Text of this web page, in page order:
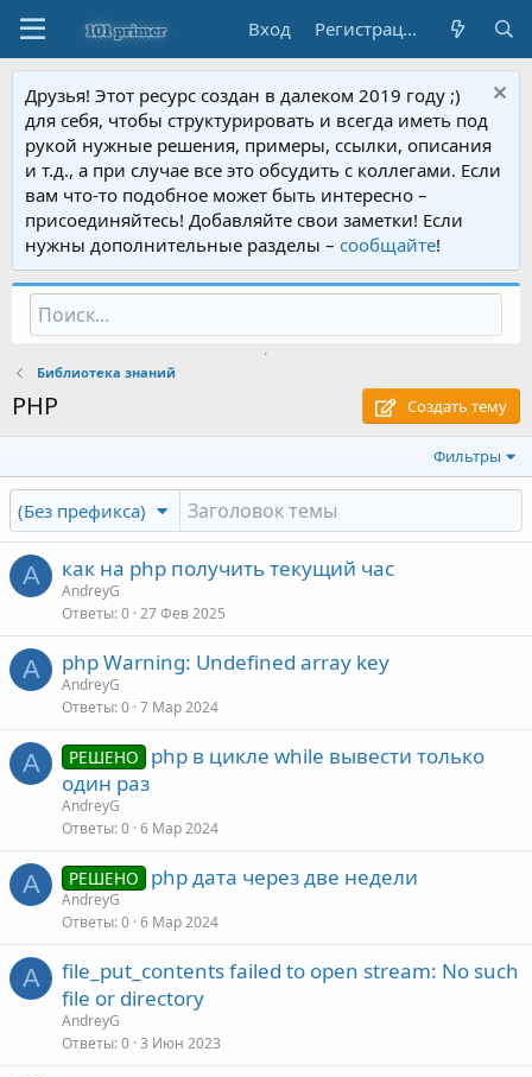
Вход Регистрация
Друзья! Этот ресурс создан в далеком 2019 году ;)
для себя, чтобы структурировать и всегда иметь под
рукой нужные решения, примеры, ссылки, описания
и т.д., а при случае все это обсудить с коллегами. Если
вам что-то подобное может быть интересно –
присоединяйтесь! Добавляйте свои заметки! Если
нужны дополнительные разделы – сообщайте!
Библиотека знаний
PHP Создать тему
Фильтры
(Без префикса)
A как на php получить текущий час
AndreyG
Ответы 0 27 Фев 2025
A php Warning: Undefined array key
AndreyG
Ответы 0 7 Мар 2024
A РЕШЕНО
php в цикле while вывести только
один раз
AndreyG
Ответы 0 6 Мар 2024
A РЕШЕНО php дата через две недели
AndreyG
Ответы 0 6 Мар 2024
A
file_put_contents failed to open stream: No such
file or directory
AndreyG
Ответы 0 3 Июн 2023